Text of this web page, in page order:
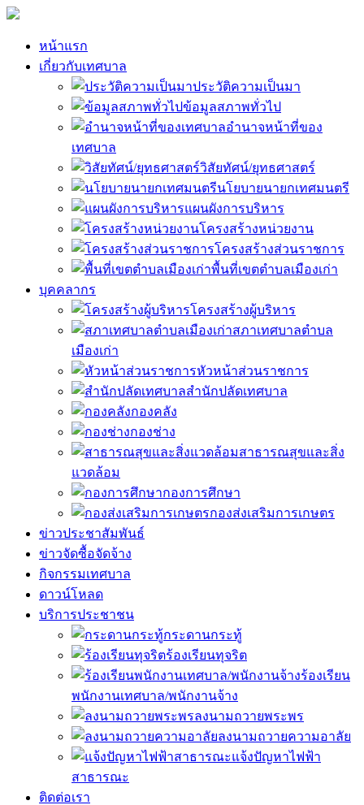
หน้าแรก
เกี่ยวกับเทศบาล
ประวัติความเป็นมา
ข้อมูลสภาพทั่วไป
อำนาจหน้าที่ของ
เทศบาล
วิสัยทัศน์/ยุทธศาสตร์
นโยบายนายกเทศมนตรี
แผนผังการบริหาร
โครงสร้างหน่วยงาน
โครงสร้างส่วนราชการ
พื้นที่เขตตำบลเมืองเก่า
บุคคลากร
โครงสร้างผู้บริหาร
สภาเทศบาลตำบล
เมืองเก่า
หัวหน้าส่วนราชการ
สำนักปลัดเทศบาล
กองคลัง
กองช่าง
สาธารณสุขและสิ่ง
แวดล้อม
กองการศึกษา
กองส่งเสริมการเกษตร
ข่าวประชาสัมพันธ์
ข่าวจัดซื้อจัดจ้าง
กิจกรรมเทศบาล
ดาวน์โหลด
บริการประชาชน
กระดานกระทู้
ร้องเรียนทุจริต
ร้องเรียน
พนักงานเทศบาล/พนักงานจ้าง
ลงนามถวายพระพร
ลงนามถวายความอาลัย
แจ้งปัญหาไฟฟ้า
สาธารณะ
ติดต่อเรา